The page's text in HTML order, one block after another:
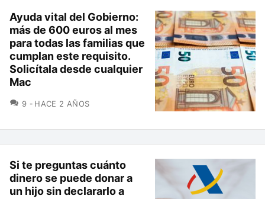
Ayuda vital del Gobierno:
más de 600 euros al mes
para todas las familias que
cumplan este requisito.
Solicítala desde cualquier
Mac
9 COMENTARIOS
HACE 2 AÑOS
Si te preguntas cuánto
dinero se puede donar a
un hijo sin declararlo a